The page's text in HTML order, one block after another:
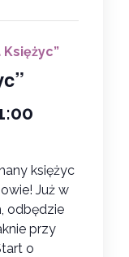
księżyc
Już w
odbędzie
przy
o